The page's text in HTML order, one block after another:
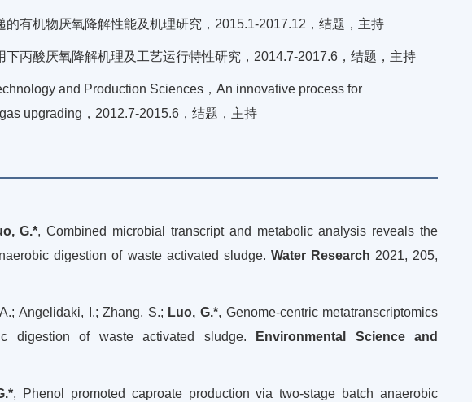
有机物厌氧降解性能及机理研究，2015.1-2017.12，结题，主持
丙酸厌氧降解机理及工艺运行特性研究，2014.7-2017.6，结题，主持
and Production Sciences，An innovative process for
upgrading，2012.7-2015.6，结题，主持
G.*, Combined microbial transcript and metabolic analysis reveals the
digestion of waste activated sludge. Water Research 2021, 205,
Angelidaki, I.; Zhang, S.; Luo, G.*, Genome-centric metatranscriptomics
digestion of waste activated sludge.
Environmental Science and
, Phenol promoted caproate production via two-stage batch anaerobic